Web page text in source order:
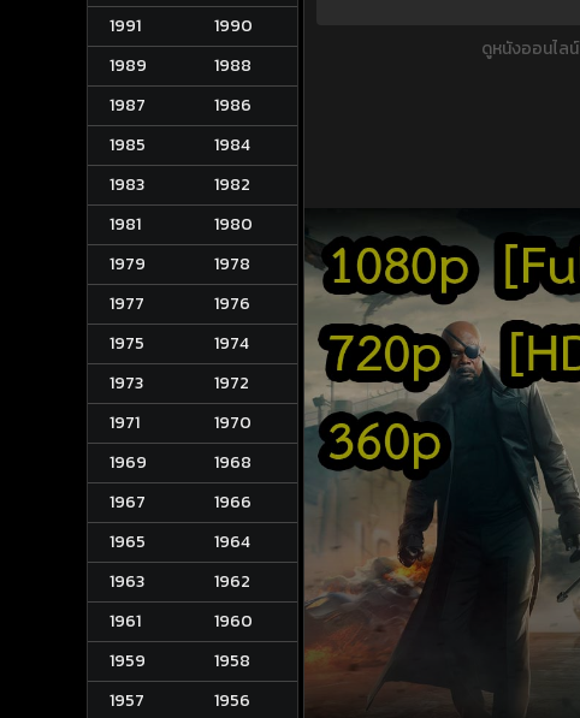
1991
1990
1989
1988
1987
1986
1985
1984
1983
1982
1981
1980
1979
1978
1977
1976
1975
1974
1973
1972
1971
1970
1969
1968
1967
1966
1965
1964
1963
1962
1961
1960
1959
1958
1957
1956
ดูหนังออนไลน์